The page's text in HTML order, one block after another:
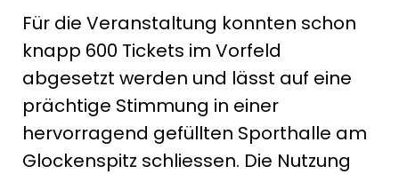
Für die Veranstaltung konnten schon
knapp 600 Tickets im Vorfeld
abgesetzt werden und lässt auf eine
prächtige Stimmung in einer
hervorragend gefüllten Sporthalle am
Glockenspitz schliessen. Die Nutzung